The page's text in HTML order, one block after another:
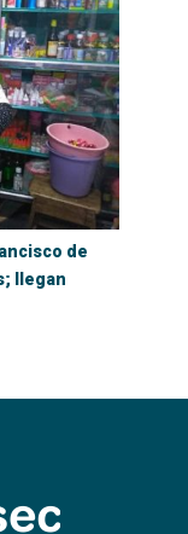
de
llegan